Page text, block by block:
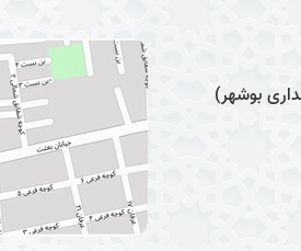
بوشهر)